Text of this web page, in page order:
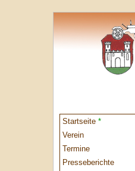
Startseite *
Verein
Termine
Presseberichte